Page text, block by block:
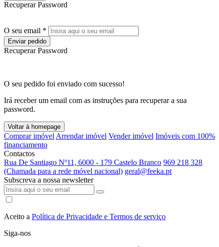
Recuperar Password
O seu email *
Enviar pedido
Recuperar Password
O seu pedido foi enviado com sucesso!
Irá receber um email com as instruções para recuperar a sua
password.
Voltar à homepage
Comprar imóvel Arrendar imóvel Vender imóvel Imóveis com 100%
financiamento
Contactos
Rua De Santiago Nº11, 6000 - 179 Castelo Branco 969 218 328
(Chamada para a rede móvel nacional) geral@feeka.pt
Subscreva a nossa newsletter
Aceito a Política de Privacidade e Termos de serviço
Siga-nos